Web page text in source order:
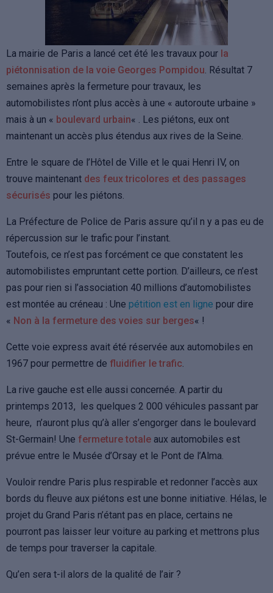
La mairie de Paris a lancé cet été les travaux pour la
piétonnisation de la voie Georges Pompidou. Résultat 7
semaines après la fermeture pour travaux, les
automobilistes n’ont plus accès à une « autoroute urbaine »
mais à un « boulevard urbain« . Les piétons, eux ont
maintenant un accès plus étendus aux rives de la Seine.
Entre le square de l’Hôtel de Ville et le quai Henri IV, on
trouve maintenant des feux tricolores et des passages
sécurisés pour les piétons.
La Préfecture de Police de Paris assure qu’il n y a pas eu de
répercussion sur le trafic pour l’instant.
Toutefois, ce n’est pas forcément ce que constatent les
automobilistes empruntant cette portion. D’ailleurs, ce n’est
pas pour rien si l’association 40 millions d’automobilistes
est montée au créneau : Une pétition est en ligne pour dire
« Non à la fermeture des voies sur berges« !
Cette voie express avait été réservée aux automobiles en
1967 pour permettre de fluidifier le trafic.
La rive gauche est elle aussi concernée. A partir du
printemps 2013, les quelques 2 000 véhicules passant par
heure, n’auront plus qu’à aller s’engorger dans le boulevard
St-Germain! Une fermeture totale aux automobiles est
prévue entre le Musée d’Orsay et le Pont de l’Alma.
Vouloir rendre Paris plus respirable et redonner l’accès aux
bords du fleuve aux piétons est une bonne initiative. Hélas, le
projet du Grand Paris n’étant pas en place, certains ne
pourront pas laisser leur voiture au parking et mettrons plus
de temps pour traverser la capitale.
Qu’en sera t-il alors de la qualité de l’air ?